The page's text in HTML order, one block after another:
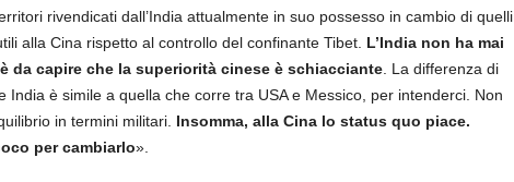
rivendicati dall’India attualmente in suo possesso in cambio di quelli
alla Cina rispetto al controllo del confinante Tibet. L’India non ha mai
da capire che la superiorità cinese è schiacciante. La differenza di
India è simile a quella che corre tra USA e Messico, per intenderci. Non
in termini militari. Insomma, alla Cina lo status quo piace.
per cambiarlo».